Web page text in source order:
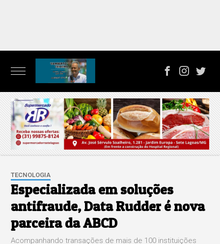
TECNOLOGIA
Especializada em soluções
antifraude, Data Rudder é nova
parceira da ABCD
Acompanhando transações de mais de 100 instituições